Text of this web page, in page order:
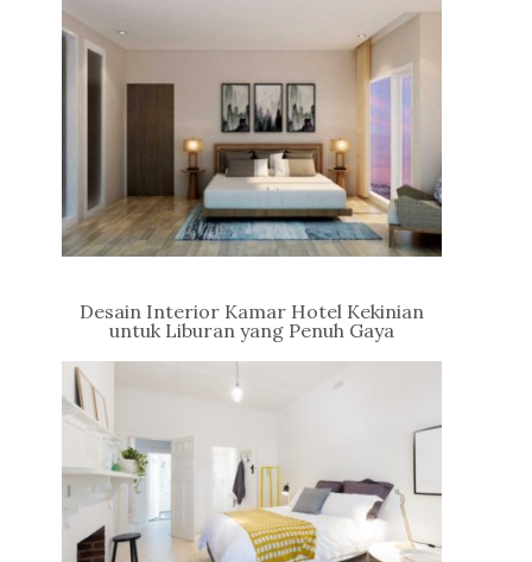
Desain Interior Kamar Hotel Kekinian
untuk Liburan yang Penuh Gaya